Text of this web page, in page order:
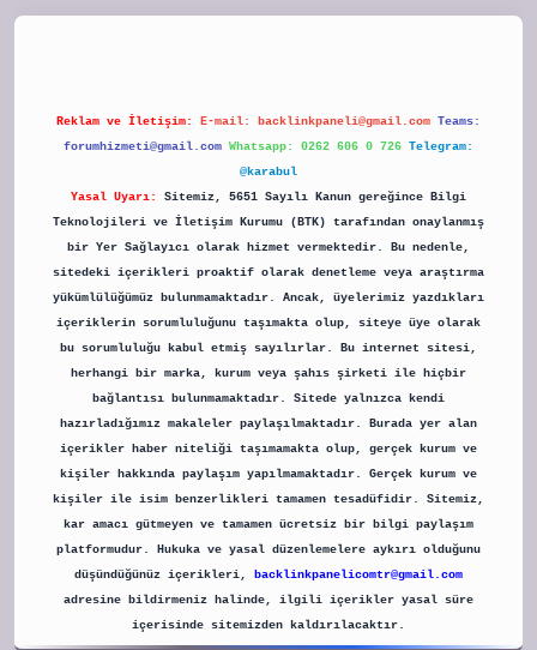
Reklam ve İletişim: E-mail: backlinkpaneli@gmail.com Teams:
forumhizmeti@gmail.com Whatsapp: 0262 606 0 726 Telegram:
@karabul
Yasal Uyarı:
Sitemiz, 5651 Sayılı Kanun gereğince Bilgi
Teknolojileri ve İletişim Kurumu (BTK) tarafından onaylanmış
bir Yer Sağlayıcı olarak hizmet vermektedir. Bu nedenle,
sitedeki içerikleri proaktif olarak denetleme veya araştırma
yükümlülüğümüz bulunmamaktadır. Ancak, üyelerimiz yazdıkları
içeriklerin sorumluluğunu taşımakta olup, siteye üye olarak
bu sorumluluğu kabul etmiş sayılırlar. Bu internet sitesi,
herhangi bir marka, kurum veya şahıs şirketi ile hiçbir
bağlantısı bulunmamaktadır. Sitede yalnızca kendi
hazırladığımız makaleler paylaşılmaktadır. Burada yer alan
içerikler haber niteliği taşımamakta olup, gerçek kurum ve
kişiler hakkında paylaşım yapılmamaktadır. Gerçek kurum ve
kişiler ile isim benzerlikleri tamamen tesadüfidir. Sitemiz,
kar amacı gütmeyen ve tamamen ücretsiz bir bilgi paylaşım
platformudur. Hukuka ve yasal düzenlemelere aykırı olduğunu
düşündüğünüz içerikleri,
backlinkpanelicomtr@gmail.com
adresine bildirmeniz halinde, ilgili içerikler yasal süre
içerisinde sitemizden kaldırılacaktır.